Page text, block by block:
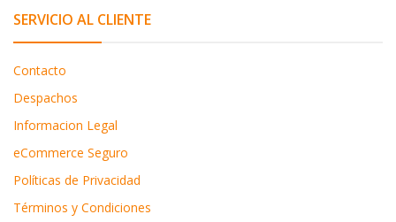
SERVICIO AL CLIENTE
Contacto
Despachos
Informacion Legal
eCommerce Seguro
Políticas de Privacidad
Términos y Condiciones